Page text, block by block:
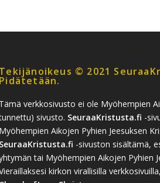
Tekijänoikeus © 2021
Pidätetään.
Tämä verkkosivusto ei ole Myöhempien
sivusto. SeuraaKristusta.fi -
Myöhempien Aikojen Pyhien Jeesuksen
SeuraaKristusta.fi -sivuston sisältämä,
tai Myöhempien Aikojen Pyhien
kirkon virallisilla